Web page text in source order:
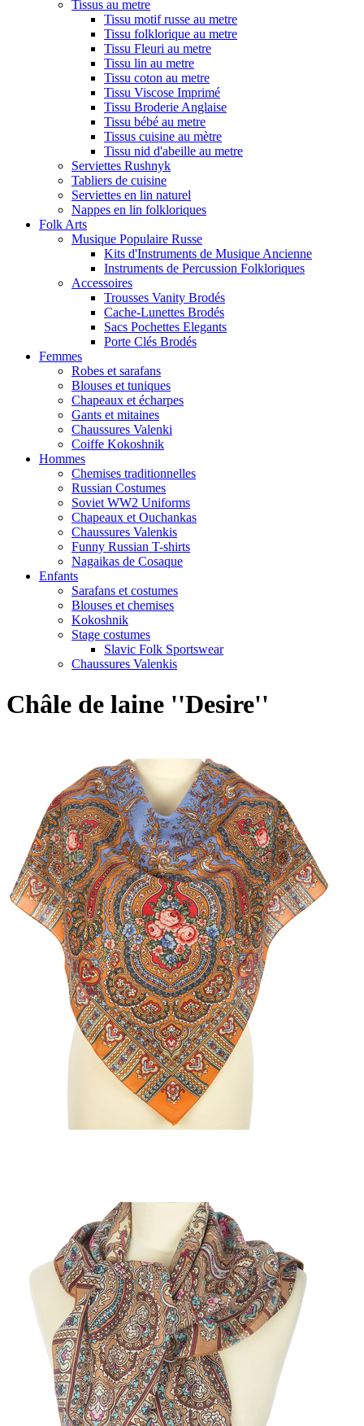
Tissus au metre
Tissu motif russe au metre
Tissu folklorique au metre
Tissu Fleuri au metre
Tissu lin au metre
Tissu coton au metre
Tissu Viscose Imprimé
Tissu Broderie Anglaise
Tissu bébé au metre
Tissus cuisine au mètre
Tissu nid d'abeille au metre
Serviettes Rushnyk
Tabliers de cuisine
Serviettes en lin naturel
Nappes en lin folkloriques
Folk Arts
Musique Populaire Russe
Kits d'Instruments de Musique Ancienne
Instruments de Percussion Folkloriques
Accessoires
Trousses Vanity Brodés
Cache-Lunettes Brodés
Sacs Pochettes Elegants
Porte Clés Brodés
Femmes
Robes et sarafans
Blouses et tuniques
Chapeaux et écharpes
Gants et mitaines
Chaussures Valenki
Coiffe Kokoshnik
Hommes
Chemises traditionnelles
Russian Costumes
Soviet WW2 Uniforms
Chapeaux et Ouchankas
Chaussures Valenkis
Funny Russian T-shirts
Nagaikas de Cosaque
Enfants
Sarafans et costumes
Blouses et chemises
Kokoshnik
Stage costumes
Slavic Folk Sportswear
Chaussures Valenkis
Châle de laine ''Desire''